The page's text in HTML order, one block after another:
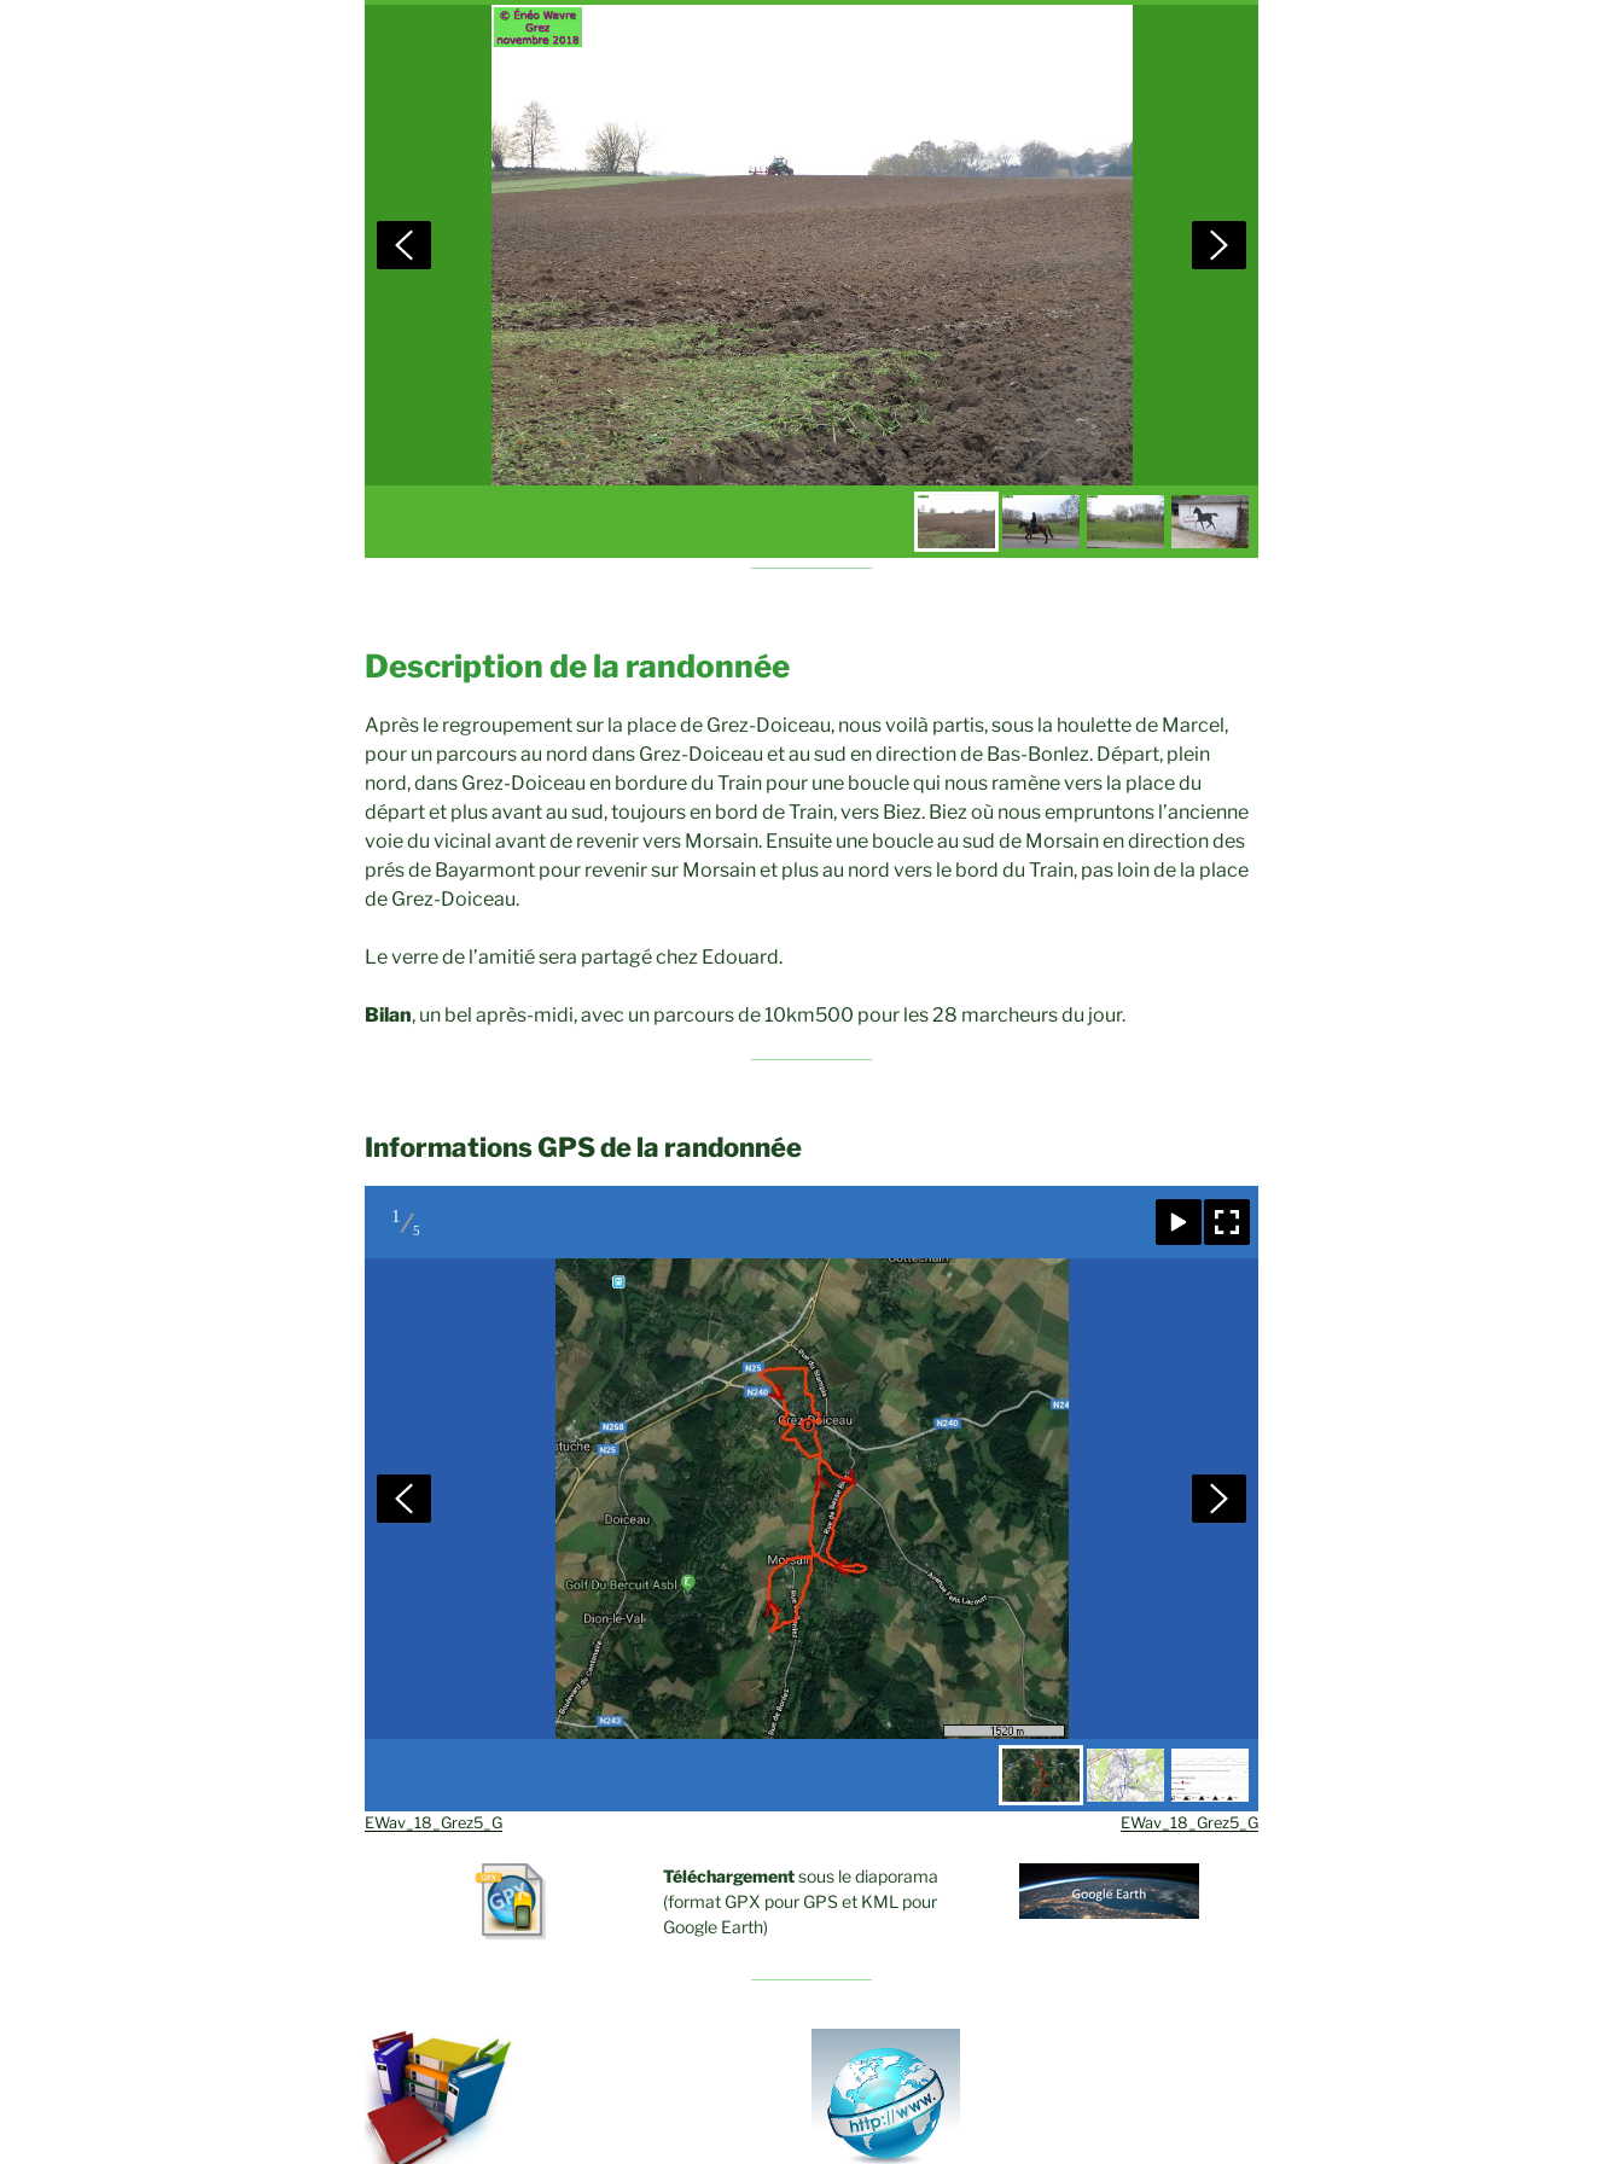
Description de la randonnée
Après le regroupement sur la place de Grez-Doiceau, nous voilà partis, sous la houlette de Marcel,
pour un parcours au nord dans Grez-Doiceau et au sud en direction de Bas-Bonlez. Départ, plein
nord, dans Grez-Doiceau en bordure du Train pour une boucle qui nous ramène vers la place du
départ et plus avant au sud, toujours en bord de Train, vers Biez. Biez où nous empruntons l’ancienne
voie du vicinal avant de revenir vers Morsain. Ensuite une boucle au sud de Morsain en direction des
prés de Bayarmont pour revenir sur Morsain et plus au nord vers le bord du Train, pas loin de la place
de Grez-Doiceau.
Le verre de l’amitié sera partagé chez Edouard.
Bilan, un bel après-midi, avec un parcours de 10km500 pour les 28 marcheurs du jour.
Informations GPS de la randonnée
1
5
EWav_18_Grez5_G EWav_18_Grez5_G
Téléchargementsous le diaporama
(format GPX pour GPS et KML pour
Google Earth)